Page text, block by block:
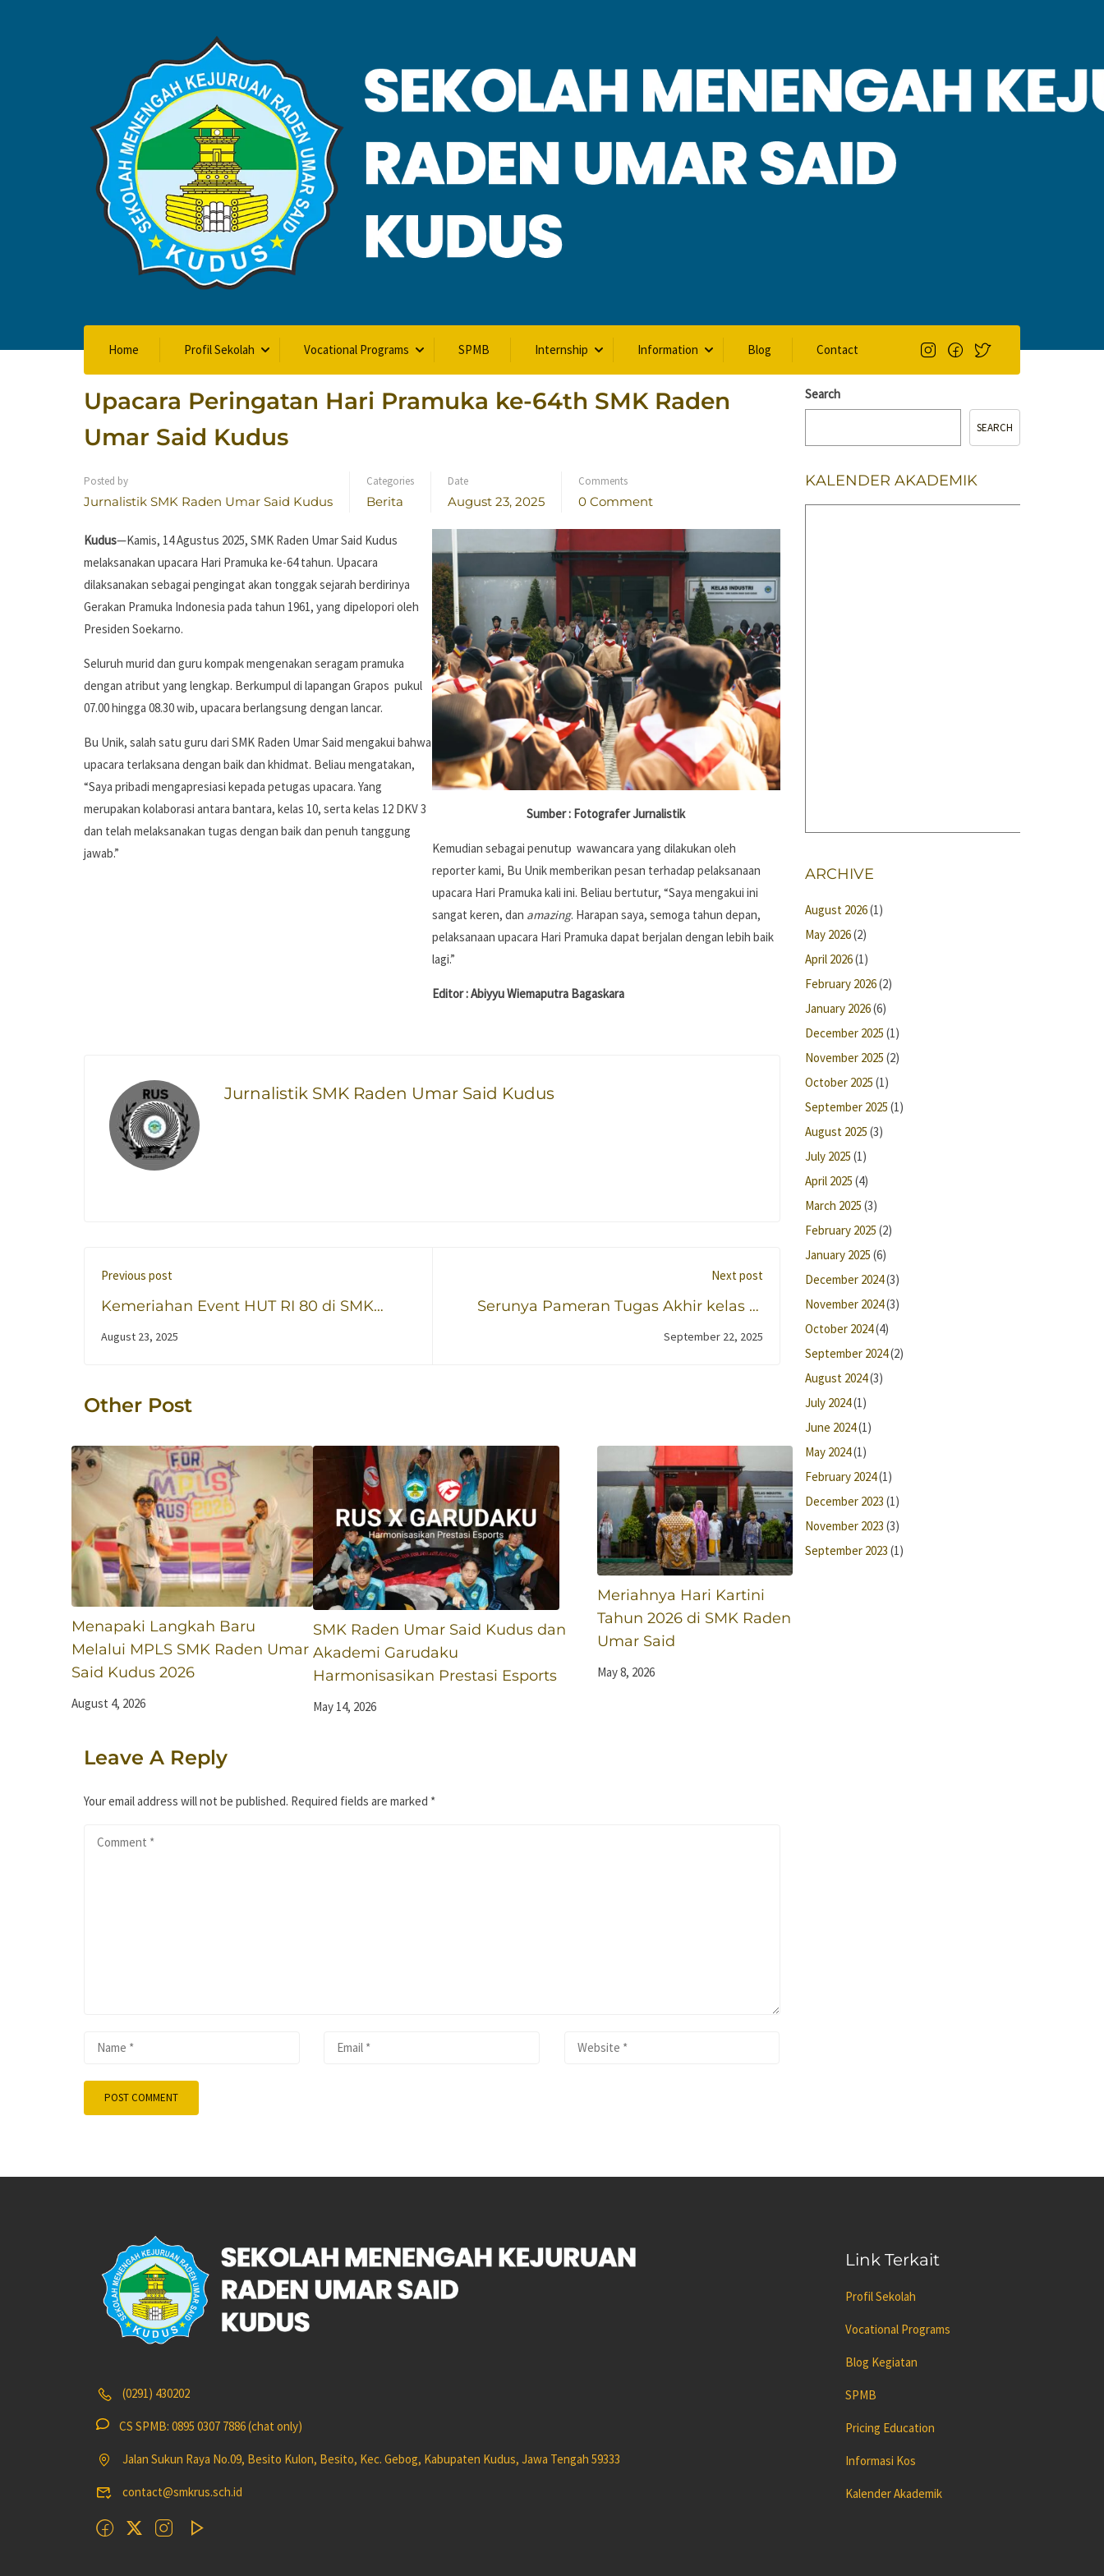
Home Profil Sekolah Vocational Programs SPMB Internship Information Blog Contact
BERITA
Upacara Peringatan Hari Pramuka ke-64th SMK Raden
Umar Said Kudus
Posted by
Jurnalistik SMK Raden Umar Said Kudus
Categories
Berita
Date
August 23, 2025
Comments
0 Comment
Kudus—Kamis, 14 Agustus 2025, SMK Raden Umar Said Kudus
melaksanakan upacara Hari Pramuka ke-64 tahun. Upacara
dilaksanakan sebagai pengingat akan tonggak sejarah berdirinya
Gerakan Pramuka Indonesia pada tahun 1961, yang dipelopori oleh
Presiden Soekarno.
Seluruh murid dan guru kompak mengenakan seragam pramuka
dengan atribut yang lengkap. Berkumpul di lapangan Grapos pukul
07.00 hingga 08.30 wib, upacara berlangsung dengan lancar.
Bu Unik, salah satu guru dari SMK Raden Umar Said mengakui bahwa
upacara terlaksana dengan baik dan khidmat. Beliau mengatakan,
“Saya pribadi mengapresiasi kepada petugas upacara. Yang
merupakan kolaborasi antara bantara, kelas 10, serta kelas 12 DKV 3
dan telah melaksanakan tugas dengan baik dan penuh tanggung
jawab.”
Sumber : Fotografer Jurnalistik
Kemudian sebagai penutup wawancara yang dilakukan oleh
reporter kami, Bu Unik memberikan pesan terhadap pelaksanaan
upacara Hari Pramuka kali ini. Beliau bertutur, “Saya mengakui ini
sangat keren, dan amazing. Harapan saya, semoga tahun depan,
pelaksanaan upacara Hari Pramuka dapat berjalan dengan lebih baik
lagi.”
Editor : Abiyyu Wiemaputra Bagaskara
Jurnalistik SMK Raden Umar Said Kudus
Previous post
Kemeriahan Event HUT RI 80 di SMK
Raden Umar Said
August 23, 2025
Next post
Serunya Pameran Tugas Akhir kelas 12
SMK Raden Umar Said
September 22, 2025
Other Post
Menapaki Langkah Baru
Melalui MPLS SMK Raden Umar
Said Kudus 2026
August 4, 2026
SMK Raden Umar Said Kudus dan
Akademi Garudaku
Harmonisasikan Prestasi Esports
May 14, 2026
Meriahnya Hari Kartini
Tahun 2026 di SMK Raden
Umar Said
May 8, 2026
Leave A Reply
Your email address will not be published. Required fields are marked *
Search
SEARCH
KALENDER AKADEMIK
ARCHIVE
August 2026(1)
May 2026(2)
April 2026(1)
February 2026(2)
January 2026(6)
December 2025 (1)
November 2025 (2)
October 2025 (1)
September 2025 (1)
August 2025 (3)
July 2025 (1)
April 2025 (4)
March 2025 (3)
February 2025 (2)
January 2025 (6)
December 2024(3)
November 2024(3)
October 2024(4)
September 2024(2)
August 2024(3)
July 2024(1)
June 2024(1)
May 2024(1)
February 2024(1)
December 2023 (1)
November 2023 (3)
September 2023 (1)
(0291) 430202
CS SPMB: 0895 0307 7886 (chat only)
Jalan Sukun Raya No.09, Besito Kulon, Besito, Kec. Gebog, Kabupaten Kudus, Jawa Tengah 59333
contact@smkrus.sch.id
Link Terkait
Profil Sekolah
Vocational Programs
Blog Kegiatan
SPMB
Pricing Education
Informasi Kos
Kalender Akademik